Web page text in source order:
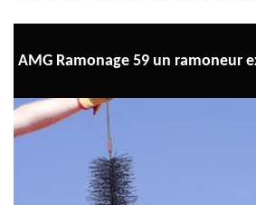
AMG Ramonage 59 un ramoneur